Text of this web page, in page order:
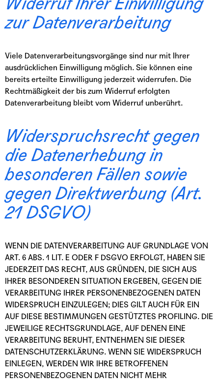
zur Datenverarbeitung
Viele Datenverarbeitungsvorgänge sind nur mit Ihrer
ausdrücklichen Einwilligung möglich. Sie können eine
bereits erteilte Einwilligung jederzeit widerrufen. Die
Rechtmäßigkeit der bis zum Widerruf erfolgten
Datenverarbeitung bleibt vom Widerruf unberührt.
Widerspruchsrecht gegen
die Datenerhebung in
besonderen Fällen sowie
gegen Direktwerbung (Art.
21 DSGVO)
WENN DIE DATENVERARBEITUNG AUF GRUNDLAGE VON
ART. 6 ABS. 1 LIT. E ODER F DSGVO ERFOLGT, HABEN SIE
JEDERZEIT DAS RECHT, AUS GRÜNDEN, DIE SICH AUS
IHRER BESONDEREN SITUATION ERGEBEN, GEGEN DIE
VERARBEITUNG IHRER PERSONENBEZOGENEN DATEN
WIDERSPRUCH EINZULEGEN; DIES GILT AUCH FÜR EIN
AUF DIESE BESTIMMUNGEN GESTÜTZTES PROFILING. DIE
JEWEILIGE RECHTSGRUNDLAGE, AUF DENEN EINE
VERARBEITUNG BERUHT, ENTNEHMEN SIE DIESER
DATENSCHUTZERKLÄRUNG. WENN SIE WIDERSPRUCH
EINLEGEN, WERDEN WIR IHRE BETROFFENEN
PERSONENBEZOGENEN DATEN NICHT MEHR